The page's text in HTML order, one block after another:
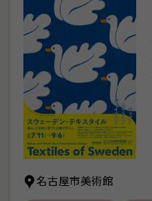
名古屋市美術館